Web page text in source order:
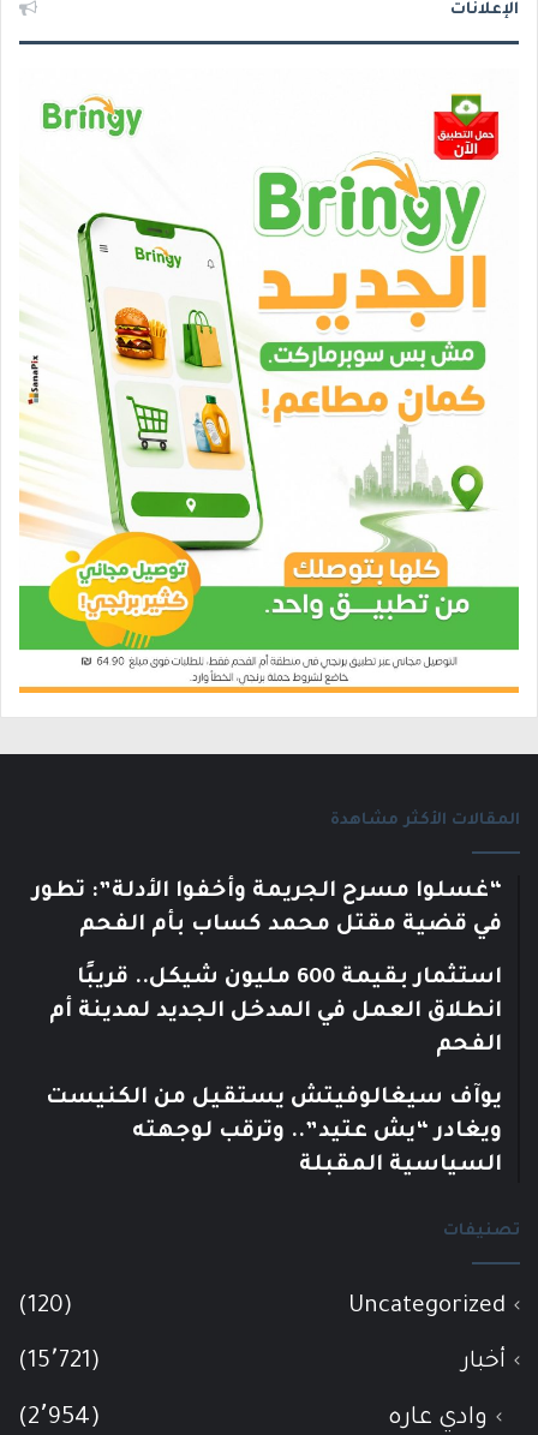
الإعلانات
المقالات الأكثر مشاهدة
“غسلوا مسرح الجريمة وأخفوا الأدلة”: تطور
في قضية مقتل محمد كساب بأم الفحم
استثمار بقيمة 600 مليون شيكل.. قريبًا
انطلاق العمل في المدخل الجديد لمدينة أم
الفحم
يوآف سيغالوفيتش يستقيل من الكنيست
ويغادر “يش عتيد”.. وترقب لوجهته
السياسية المقبلة
تصنيفات
Uncategorized
(120)
أخبار (15٬721)
وادي عاره (2٬954)